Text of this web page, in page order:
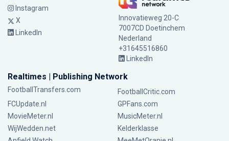
Instagram
X
LinkedIn
Innovatieweg 20-C
7007CD Doetinchem
Nederland
+31645516860
LinkedIn
Realtimes | Publishing Network
FootballTransfers.com
FootballCritic.com
FCUpdate.nl
GPFans.com
MovieMeter.nl
MusicMeter.nl
WijWedden.net
Kelderklasse